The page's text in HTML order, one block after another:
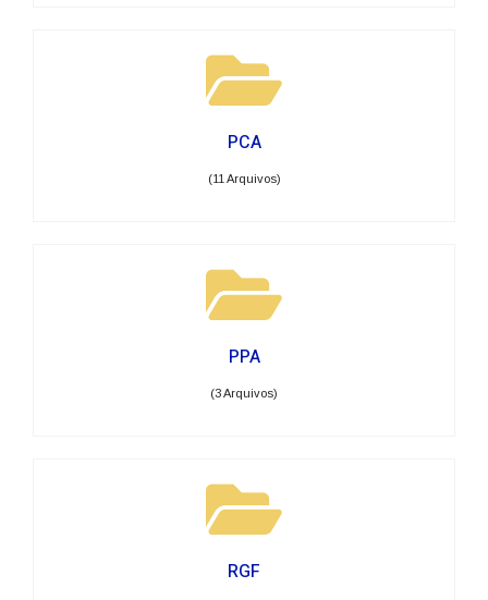
PCA
(11 Arquivos)
PPA
(3 Arquivos)
RGF